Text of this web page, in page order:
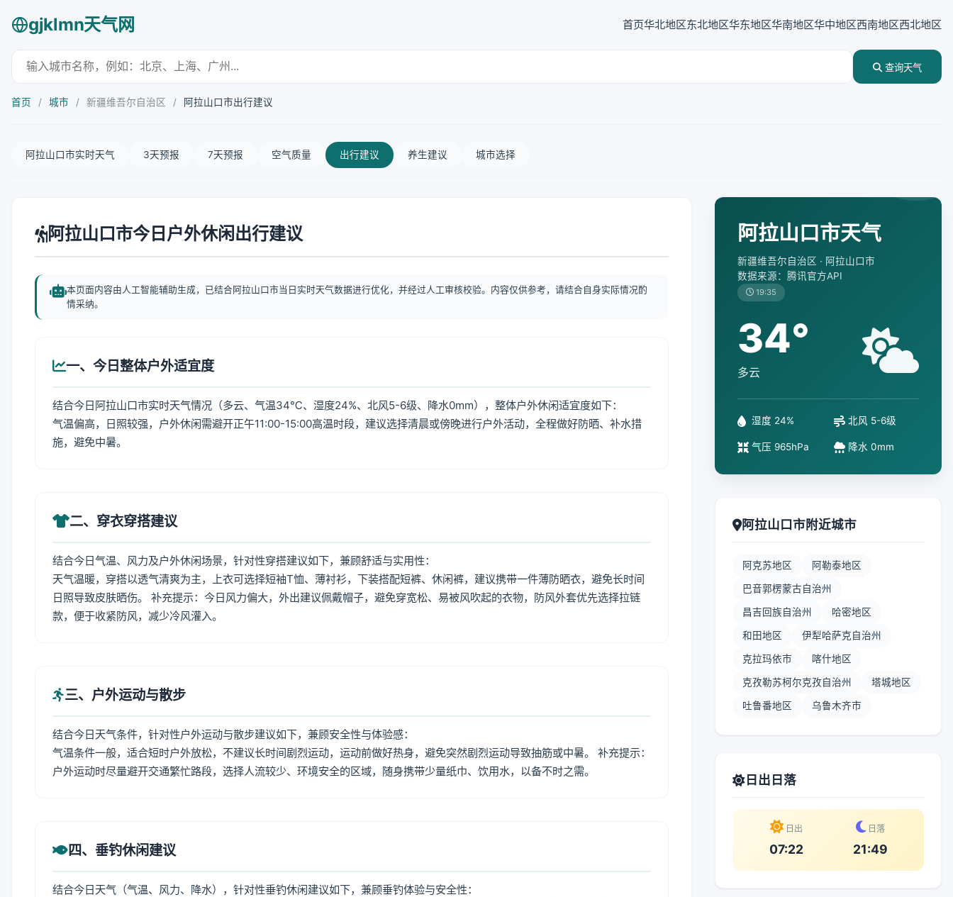
gjklmn天气网 首页华北地区东北地区华东地区华南地区华中地区西南地区西北地区
查询天气
首页 / 城市 / 新疆维吾尔自治区 / 阿拉山口市出行建议
阿拉山口市实时天气 3天预报 7天预报 空气质量 出行建议 养生建议 城市选择
阿拉山口市今日户外休闲出行建议
本页面内容由人工智能辅助生成，已结合阿拉山口市当日实时天气数据进行优化，并经过人工审核校验。内容仅供参考，请结合自身实际情况酌
情采纳。
一、今日整体户外适宜度
结合今日阿拉山口市实时天气情况（多云、气温34℃、湿度24%、北风5-6级、降水0mm），整体户外休闲适宜度如下：
气温偏高，日照较强，户外休闲需避开正午11:00-15:00高温时段，建议选择清晨或傍晚进行户外活动，全程做好防晒、补水措
施，避免中暑。
二、穿衣穿搭建议
结合今日气温、风力及户外休闲场景，针对性穿搭建议如下，兼顾舒适与实用性：
天气温暖，穿搭以透气清爽为主，上衣可选择短袖T恤、薄衬衫，下装搭配短裤、休闲裤，建议携带一件薄防晒衣，避免长时间
日照导致皮肤晒伤。 补充提示：今日风力偏大，外出建议佩戴帽子，避免穿宽松、易被风吹起的衣物，防风外套优先选择拉链
款，便于收紧防风，减少冷风灌入。
三、户外运动与散步
结合今日天气条件，针对性户外运动与散步建议如下，兼顾安全性与体验感：
气温条件一般，适合短时户外放松，不建议长时间剧烈运动，运动前做好热身，避免突然剧烈运动导致抽筋或中暑。 补充提示：
户外运动时尽量避开交通繁忙路段，选择人流较少、环境安全的区域，随身携带少量纸巾、饮用水，以备不时之需。
四、垂钓休闲建议
结合今日天气（气温、风力、降水），针对性垂钓休闲建议如下，兼顾垂钓体验与安全性：
阿拉山口市天气
新疆维吾尔自治区 · 阿拉山口市
数据来源：腾讯官方API
19:35
34°
多云
湿度 24% 北风 5-6级
气压 965hPa 降水 0mm
阿拉山口市附近城市
阿克苏地区 阿勒泰地区
巴音郭楞蒙古自治州
昌吉回族自治州 哈密地区
和田地区 伊犁哈萨克自治州
克拉玛依市 喀什地区
克孜勒苏柯尔克孜自治州 塔城地区
吐鲁番地区 乌鲁木齐市
日出日落
日出
07:22
日落
21:49